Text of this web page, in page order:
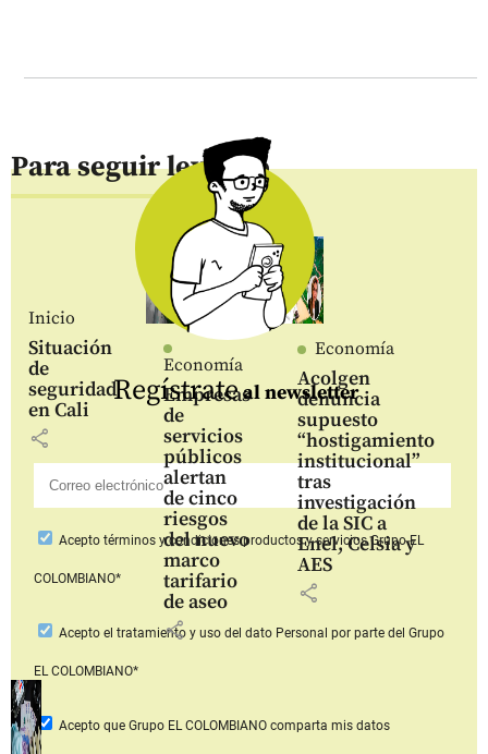
Para seguir leyendo
Inicio
Situación
de
seguridad
en Cali
share
Economía
Empresas
de
servicios
públicos
alertan
de cinco
riesgos
del nuevo
marco
tarifario
de aseo
share
Economía
Acolgen
denuncia
supuesto
“hostigamiento
institucional”
tras
investigación
de la SIC a
Enel, Celsia y
AES
share
Regístrateal newsletter
Aceptotérminos y condiciones productos y serviciosGrupo EL
COLOMBIANO*
Acepto el tratamiento y uso del dato Personal por parte del Grupo
EL COLOMBIANO*
Acepto que Grupo EL COLOMBIANOcomparta mis datos